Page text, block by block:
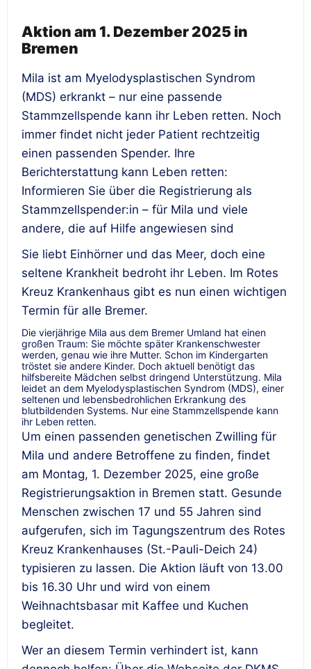
Aktion am 1. Dezember 2025 in
Bremen
Mila ist am Myelodysplastischen Syndrom
(MDS) erkrankt – nur eine passende
Stammzellspende kann ihr Leben retten. Noch
immer findet nicht jeder Patient rechtzeitig
einen passenden Spender. Ihre
Berichterstattung kann Leben retten:
Informieren Sie über die Registrierung als
Stammzellspender:in – für Mila und viele
andere, die auf Hilfe angewiesen sind
Sie liebt Einhörner und das Meer, doch eine
seltene Krankheit bedroht ihr Leben. Im Rotes
Kreuz Krankenhaus gibt es nun einen wichtigen
Termin für alle Bremer.
Die vierjährige Mila aus dem Bremer Umland hat einen
großen Traum: Sie möchte später Krankenschwester
werden, genau wie ihre Mutter. Schon im Kindergarten
tröstet sie andere Kinder. Doch aktuell benötigt das
hilfsbereite Mädchen selbst dringend Unterstützung. Mila
leidet an dem Myelodysplastischen Syndrom (MDS), einer
seltenen und lebensbedrohlichen Erkrankung des
blutbildenden Systems. Nur eine Stammzellspende kann
ihr Leben retten.
Um einen passenden genetischen Zwilling für
Mila und andere Betroffene zu finden, findet
am Montag, 1. Dezember 2025, eine große
Registrierungsaktion in Bremen statt. Gesunde
Menschen zwischen 17 und 55 Jahren sind
aufgerufen, sich im Tagungszentrum des Rotes
Kreuz Krankenhauses (St.-Pauli-Deich 24)
typisieren zu lassen. Die Aktion läuft von 13.00
bis 16.30 Uhr und wird von einem
Weihnachtsbasar mit Kaffee und Kuchen
begleitet.
Wer an diesem Termin verhindert ist, kann